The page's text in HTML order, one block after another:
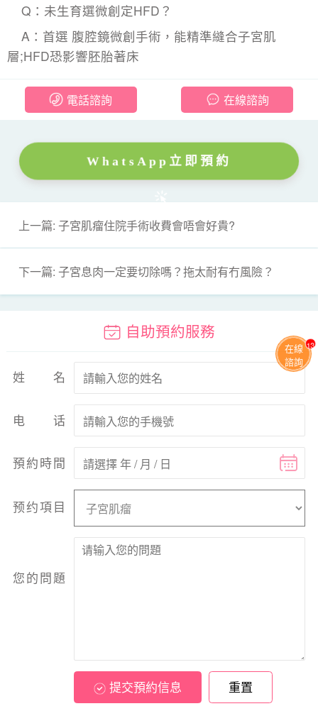
Q：未生育選微創定HFD？
A：首選 腹腔鏡微創手術，能精準縫合子宮肌
層;HFD恐影響胚胎著床
電話諮詢 在線諮詢
WhatsApp立即預約
上一篇: 子宮肌瘤住院手術收費會唔會好貴?
下一篇: 子宮息肉一定要切除嗎？拖太耐有冇風險？
自助預約服務
姓名
电话
預約時間
预约項目
您的問題
提交預約信息 重置
在線
諮詢
13